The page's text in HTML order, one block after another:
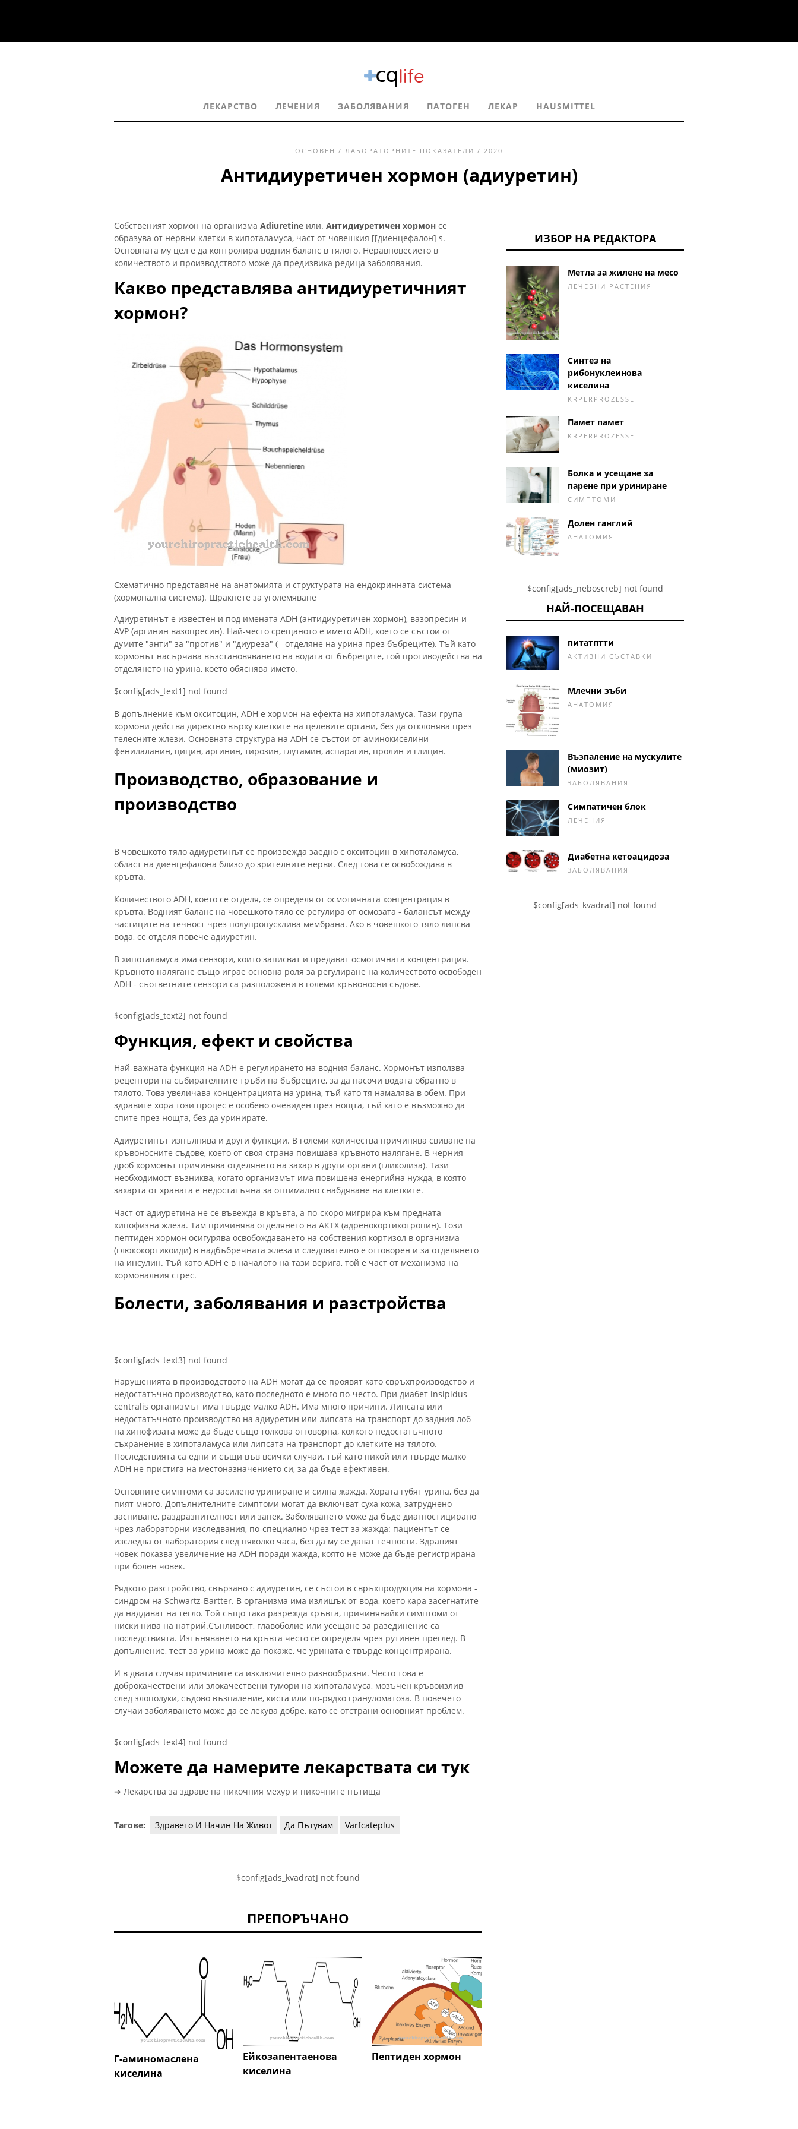
ЛЕКАРСТВО ЛЕЧЕНИЯ ЗАБОЛЯВАНИЯ ПАТОГЕН ЛЕКАР HAUSMITTEL
ОСНОВЕН / ЛАБОРАТОРНИТЕ ПОКАЗАТЕЛИ / 2020
Антидиуретичен хормон (адиуретин)
Собственият хормон на организма Adiuretine или. Антидиуретичен хормон се
образува от нервни клетки в хипоталамуса, част от човешкия [[диенцефалон] s.
Основната му цел е да контролира водния баланс в тялото. Неравновесието в
количеството и производството може да предизвика редица заболявания.
Какво представлява антидиуретичният
хормон?
Схематично представяне на анатомията и структурата на ендокринната система
(хормонална система). Щракнете за уголемяване
Адиуретинът е известен и под имената ADH (антидиуретичен хормон), вазопресин и
AVP (аргинин вазопресин). Най-често срещаното е името ADH, което се състои от
думите "анти" за "против" и "диуреза" (= отделяне на урина през бъбреците). Тъй като
хормонът насърчава възстановяването на водата от бъбреците, той противодейства на
отделянето на урина, което обяснява името.
$config[ads_text1] not found
В допълнение към окситоцин, ADH е хормон на ефекта на хипоталамуса. Тази група
хормони действа директно върху клетките на целевите органи, без да отклонява през
телесните жлези. Основната структура на ADH се състои от аминокиселини
фенилаланин, цицин, аргинин, тирозин, глутамин, аспарагин, пролин и глицин.
Производство, образование и
производство
В човешкото тяло адиуретинът се произвежда заедно с окситоцин в хипоталамуса,
област на диенцефалона близо до зрителните нерви. След това се освобождава в
кръвта.
Количеството ADH, което се отделя, се определя от осмотичната концентрация в
кръвта. Водният баланс на човешкото тяло се регулира от осмозата - балансът между
частиците на течност чрез полупропусклива мембрана. Ако в човешкото тяло липсва
вода, се отделя повече адиуретин.
В хипоталамуса има сензори, които записват и предават осмотичната концентрация.
Кръвното налягане също играе основна роля за регулиране на количеството освободен
ADH - съответните сензори са разположени в големи кръвоносни съдове.
$config[ads_text2] not found
Функция, ефект и свойства
Най-важната функция на ADH е регулирането на водния баланс. Хормонът използва
рецептори на събирателните тръби на бъбреците, за да насочи водата обратно в
тялото. Това увеличава концентрацията на урина, тъй като тя намалява в обем. При
здравите хора този процес е особено очевиден през нощта, тъй като е възможно да
спите през нощта, без да уринирате.
Адиуретинът изпълнява и други функции. В големи количества причинява свиване на
кръвоносните съдове, което от своя страна повишава кръвното налягане. В черния
дроб хормонът причинява отделянето на захар в други органи (гликолиза). Тази
необходимост възниква, когато организмът има повишена енергийна нужда, в която
захарта от храната е недостатъчна за оптимално снабдяване на клетките.
Част от адиуретина не се въвежда в кръвта, а по-скоро мигрира към предната
хипофизна жлеза. Там причинява отделянето на АКТХ (адренокортикотропин). Този
пептиден хормон осигурява освобождаването на собствения кортизол в организма
(глюкокортикоиди) в надбъбречната жлеза и следователно е отговорен и за отделянето
на инсулин. Тъй като ADH е в началото на тази верига, той е част от механизма на
хормоналния стрес.
Болести, заболявания и разстройства
$config[ads_text3] not found
Нарушенията в производството на ADH могат да се проявят като свръхпроизводство и
недостатъчно производство, като последното е много по-често. При диабет insipidus
centralis организмът има твърде малко ADH. Има много причини. Липсата или
недостатъчното производство на адиуретин или липсата на транспорт до задния лоб
на хипофизата може да бъде също толкова отговорна, колкото недостатъчното
съхранение в хипоталамуса или липсата на транспорт до клетките на тялото.
Последствията са едни и същи във всички случаи, тъй като никой или твърде малко
ADH не пристига на местоназначението си, за да бъде ефективен.
Основните симптоми са засилено уриниране и силна жажда. Хората губят урина, без да
пият много. Допълнителните симптоми могат да включват суха кожа, затруднено
заспиване, раздразнителност или запек. Заболяването може да бъде диагностицирано
чрез лабораторни изследвания, по-специално чрез тест за жажда: пациентът се
изследва от лаборатория след няколко часа, без да му се дават течности. Здравият
човек показва увеличение на ADH поради жажда, която не може да бъде регистрирана
при болен човек.
Рядкото разстройство, свързано с адиуретин, се състои в свръхпродукция на хормона -
синдром на Schwartz-Bartter. В организма има излишък от вода, което кара засегнатите
да наддават на тегло. Той също така разрежда кръвта, причинявайки симптоми от
ниски нива на натрий.Сънливост, главоболие или усещане за разединение са
последствията. Изтъняването на кръвта често се определя чрез рутинен преглед. В
допълнение, тест за урина може да покаже, че урината е твърде концентрирана.
И в двата случая причините са изключително разнообразни. Често това е
доброкачествени или злокачествени тумори на хипоталамуса, мозъчен кръвоизлив
след злополуки, съдово възпаление, киста или по-рядко грануломатоза. В повечето
случаи заболяването може да се лекува добре, като се отстрани основният проблем.
$config[ads_text4] not found
Можете да намерите лекарствата си тук
➔ Лекарства за здраве на пикочния мехур и пикочните пътища
Тагове: Здравето И Начин На Живот Да Пътувам Varfcateplus
$config[ads_kvadrat] not found
ПРЕПОРЪЧАНО
Γ-аминомаслена
киселина
Ейкозапентаенова
киселина
Пептиден хормон
ИЗБОР НА РЕДАКТОРА
Метла за жилене на месо
ЛЕЧЕБНИ РАСТЕНИЯ
Синтез на
рибонуклеинова
киселина
KRPERPROZESSE
Памет памет
KRPERPROZESSE
Болка и усещане за
парене при уриниране
СИМПТОМИ
Долен ганглий
АНАТОМИЯ
$config[ads_neboscreb] not found
НАЙ-ПОСЕЩАВАН
питатптти
АКТИВНИ СЪСТАВКИ
Млечни зъби
АНАТОМИЯ
Възпаление на мускулите
(миозит)
ЗАБОЛЯВАНИЯ
Симпатичен блок
ЛЕЧЕНИЯ
Диабетна кетоацидоза
ЗАБОЛЯВАНИЯ
$config[ads_kvadrat] not found